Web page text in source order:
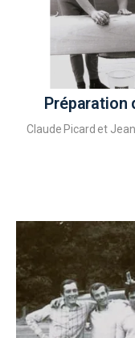
Préparation
Claude Picard et